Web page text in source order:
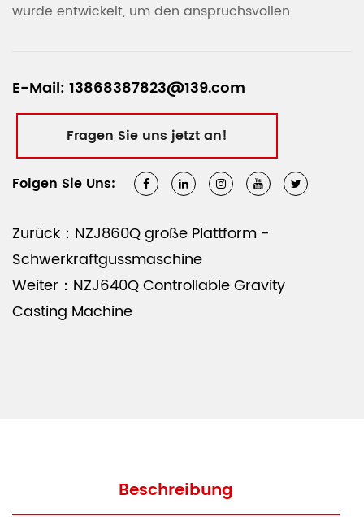
wurde entwickelt, um den anspruchsvollen
individuelle Fälle von Haltbarkeit, Zuverlässigkeit
und Effizienz.
Robuste Konstruktion für eine verlängerte
Eines der hervorstehenden Merkmale der
Schwerkraftgussmaschine ist die robuste und
belastbare Konstruktion. Aus hochwertige
Materialien besteht es, dass es besonderen
Temperaturen und hohen Arbeitsbelastungen
Gesamtproduktivität verbessert.
Hervorragender Wärmewiderstand
E-Mail: 13868387823@139.com
Fragen Sie uns jetzt an!
Folgen Sie Uns:
Zurück：NZJ860Q große Plattform -
Schwerkraftgussmaschine
Weiter：NZJ640Q Controllable Gravity
Casting Machine
Beschreibung